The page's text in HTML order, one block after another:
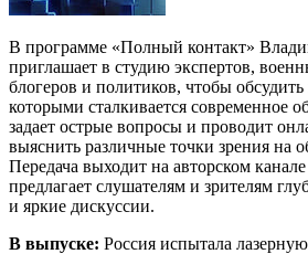
В программе «Полный контакт»
приглашает в студию экспертов,
блогеров и политиков, чтобы
которыми сталкивается современное
задает острые вопросы и проводит
выяснить различные точки зрения на
Передача выходит на авторском
предлагает слушателям и зрителям
и яркие дискуссии.
В выпуске: Россия испытала